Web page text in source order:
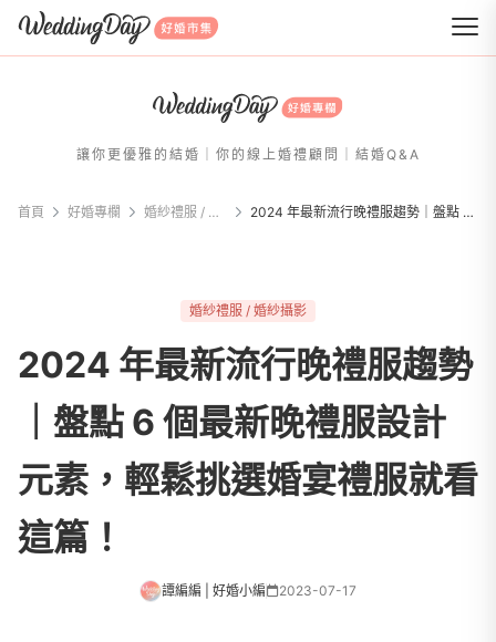
WeddingDay 好婚市集
讓你更優雅的結婚｜你的線上婚禮顧問｜結婚Q&A
首頁 好婚專欄 婚紗禮服 / 婚紗攝影 2024 年最新流行晚禮服趨勢｜盤點 6 個最新晚禮服設計元素，輕鬆挑選婚宴禮服就看這篇！
婚紗禮服 / 婚紗攝影
2024 年最新流行晚禮服趨勢
｜盤點 6 個最新晚禮服設計
元素，輕鬆挑選婚宴禮服就看
這篇！
譚編編 | 好婚小編 2023-07-17